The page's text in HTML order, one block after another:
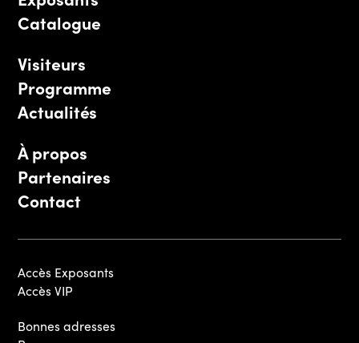
Catalogue
Visiteurs
Programme
Actualités
À propos
Partenaires
Contact
Accès Exposants
Accès VIP
Bonnes adresses